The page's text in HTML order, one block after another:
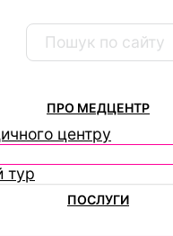
Пошук …
ПРО МЕДЦЕНТР
центру
тур
ПОСЛУГИ